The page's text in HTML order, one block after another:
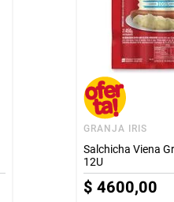
GRANJA IRIS
Salchicha Viena Granja Iris 450 gr
12U
$ 4600,00